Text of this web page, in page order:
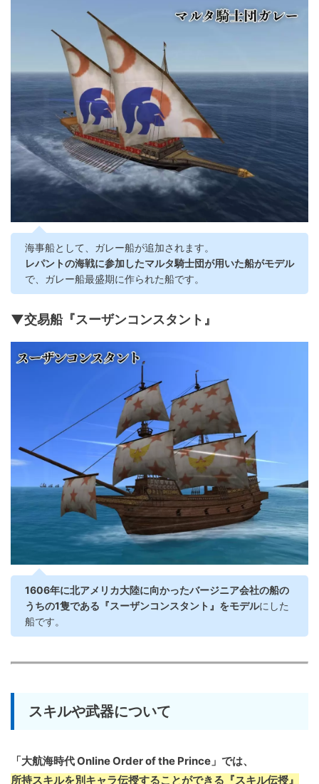
海事船として、ガレー船が追加されます。
レパントの海戦に参加したマルタ騎士団が用いた船がモデル
で、ガレー船最盛期に作られた船です。
▼交易船『スーザンコンスタント』
1606年に北アメリカ大陸に向かったバージニア会社の船の
うちの1隻である『スーザンコンスタント』をモデルにした
船です。
スキルや武器について
「大航海時代 Online Order of the Prince」では、
所持スキルを別キャラ伝授することができる『スキル伝授』